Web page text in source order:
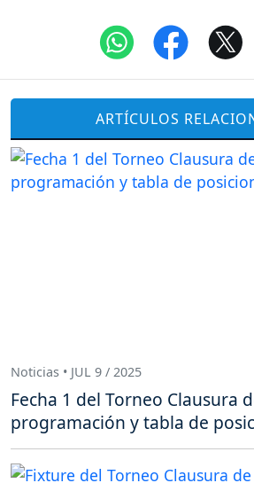
ARTÍCULOS
Noticias • JUL 9 / 2025
Fecha 1 del Torneo Clausura
programación y tabla de